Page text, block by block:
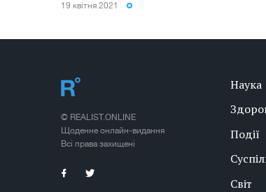
19 квiтня 2021
© REALIST.ONLINE
Щоденне онлайн-видання
Всі права захищені
Наука
Події
Світ